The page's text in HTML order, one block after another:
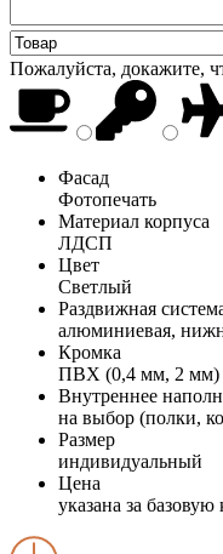
Пожалуйста, докажите,
Фасад
Фотопечать
Материал корпуса
ЛДСП
Цвет
Светлый
Раздвижная
алюминиевая,
Кромка
ПВХ (0,4 мм, 2 мм)
Внутреннее
на выбор (полки,
Размер
индивидуальный
Цена
указана за